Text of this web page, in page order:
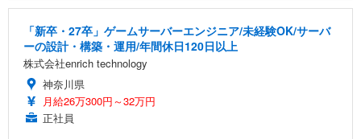
「新卒・27卒」ゲームサーバーエンジニア/未経験OK/サーバ
ーの設計・構築・運用/年間休日120日以上
株式会社enrich technology
神奈川県
月給26万300円～32万円
正社員